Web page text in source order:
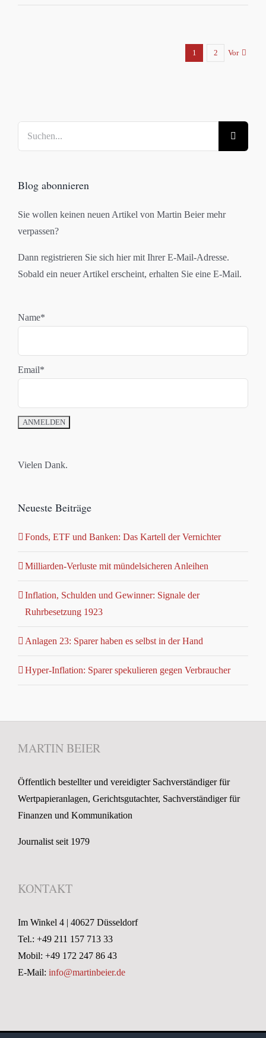
1 2 Vor
Blog abonnieren
Sie wollen keinen neuen Artikel von Martin Beier mehr
verpassen?
Dann registrieren Sie sich hier mit Ihrer E-Mail-Adresse.
Sobald ein neuer Artikel erscheint, erhalten Sie eine E-Mail.
Name*
Email*
Vielen Dank.
Neueste Beiträge
Fonds, ETF und Banken: Das Kartell der Vernichter
Milliarden-Verluste mit mündelsicheren Anleihen
Inflation, Schulden und Gewinner: Signale der
Ruhrbesetzung 1923
Anlagen 23: Sparer haben es selbst in der Hand
Hyper-Inflation: Sparer spekulieren gegen Verbraucher
MARTIN BEIER
Öffentlich bestellter und vereidigter Sachverständiger für
Wertpapieranlagen, Gerichtsgutachter, Sachverständiger für
Finanzen und Kommunikation
Journalist seit 1979
KONTAKT
Im Winkel 4 | 40627 Düsseldorf
Tel.: +49 211 157 713 33
Mobil: +49 172 247 86 43
E-Mail: info@martinbeier.de